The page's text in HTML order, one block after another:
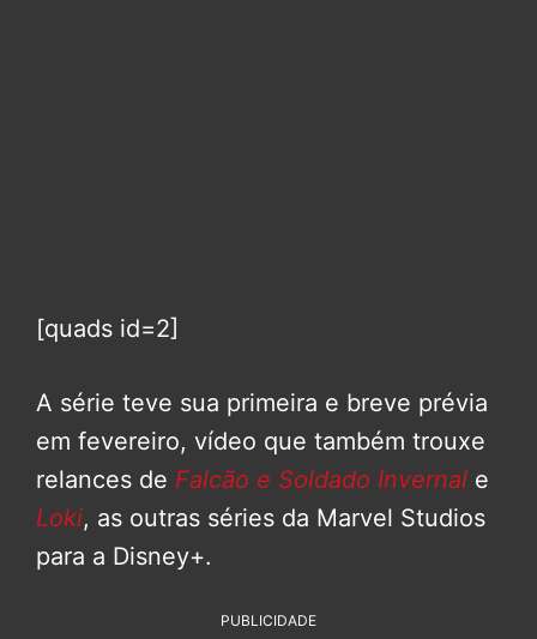
[quads id=2]
A série teve sua primeira e breve prévia
em fevereiro, vídeo que também trouxe
relances de Falcão e Soldado Invernal e
Loki, as outras séries da Marvel Studios
para a Disney+.
PUBLICIDADE